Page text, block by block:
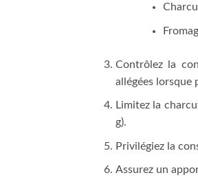
Contrôlez la
allégées lorsque
Limitez la
g).
Privilégiez la
Assurez un